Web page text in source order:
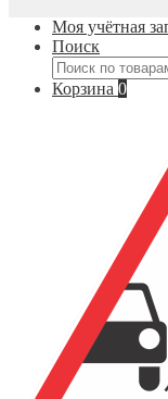
Моя учётная
Поиск
Искать:
Корзина 0